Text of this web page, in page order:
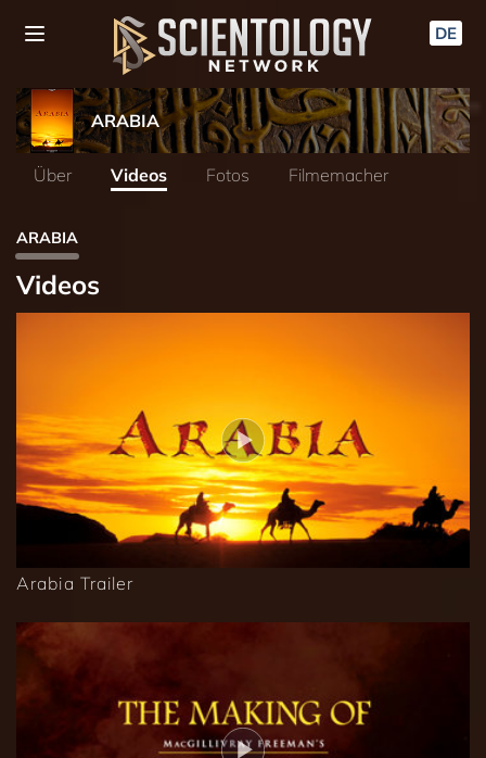
DE
ARABIA
Über Videos Fotos Filmemacher
ARABIA
Videos
Arabia Trailer